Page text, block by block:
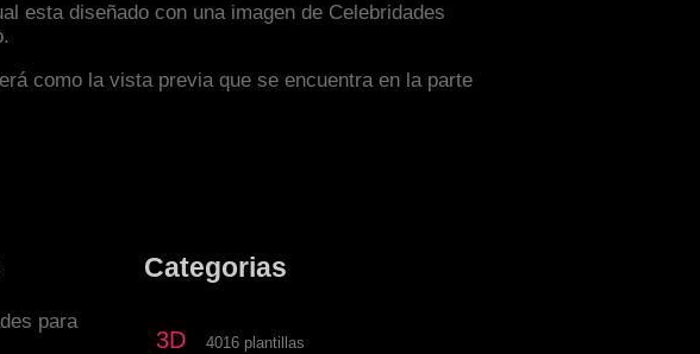
esta diseñado con una imagen de Celebridades
como la vista previa que se encuentra en la parte
para
Categorias
3D 4016 plantillas